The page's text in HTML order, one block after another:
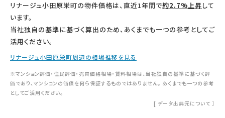
リナージュ小田原栄町の物件価格は、直近1年間で約2.7%上昇して
います。
当社独自の基準に基づく算出のため、あくまでも一つの参考としてご
活用ください。
リナージュ小田原栄町周辺の相場推移を見る
※マンション評価・住民評価・売買価格相場・賃料相場は、当社独自の基準に基づく評
価であり、マンションの価値を何ら保証するものではありません。 あくまでも一つの参考
としてご活用ください。
[ データ出典元について ］